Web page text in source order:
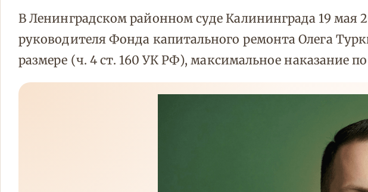
В Ленинградском районном суде Калининграда 19
руководителя Фонда капитального ремонта Олега
размере (ч. 4 ст. 160 УК РФ), максимальное наказание